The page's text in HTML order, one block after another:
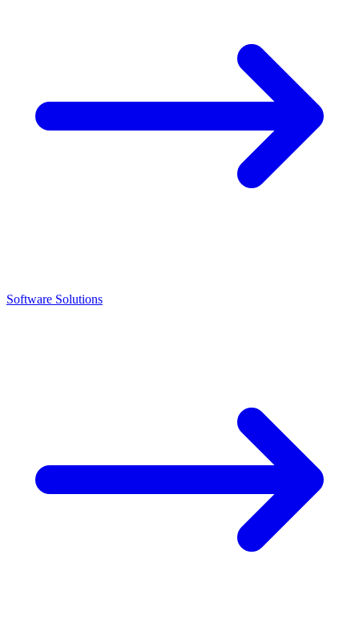
Software Solutions